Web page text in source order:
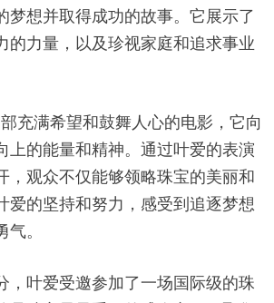
梦想并取得成功的故事。它展示了
的力量，以及珍视家庭和追求事业
充满希望和鼓舞人心的电影，它向
上的能量和精神。通过叶爱的表演
，观众不仅能够领略珠宝的美丽和
爱的坚持和努力，感受到追逐梦想
。
，叶爱受邀参加了一场国际级的珠